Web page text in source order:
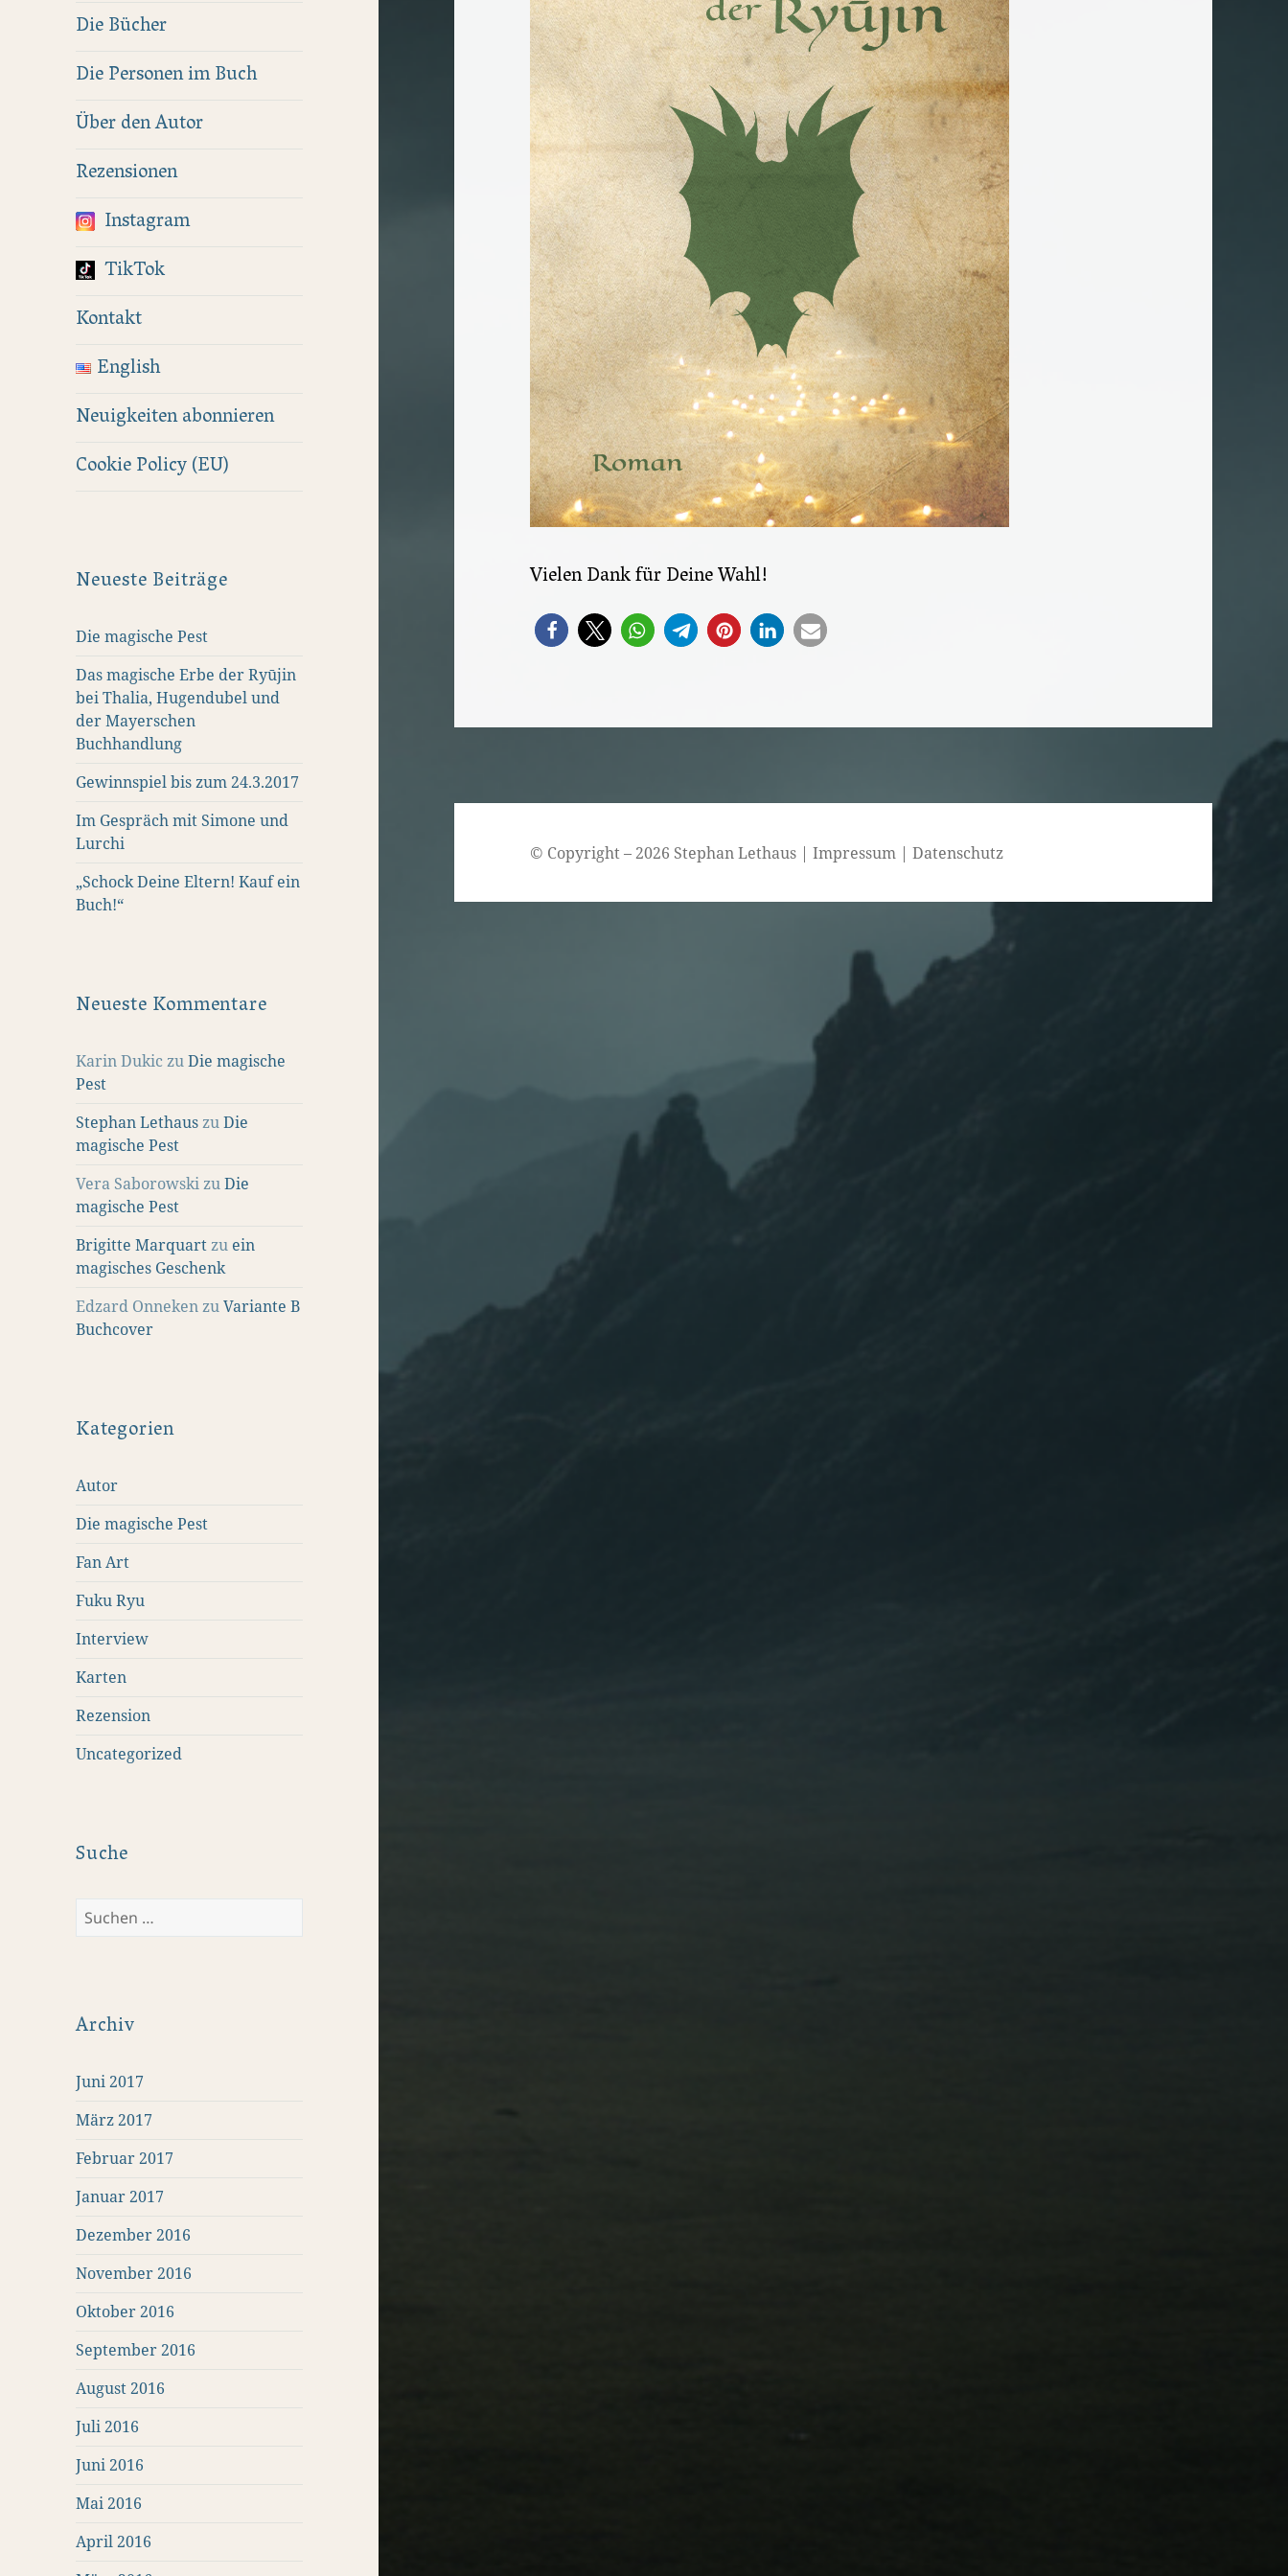
Die Bücher
Die Personen im Buch
Über den Autor
Rezensionen
Instagram
TikTok
Kontakt
English
Neuigkeiten abonnieren
Cookie Policy (EU)
Neueste Beiträge
Die magische Pest
Das magische Erbe der Ryūjin
bei Thalia, Hugendubel und
der Mayerschen
Buchhandlung
Gewinnspiel bis zum 24.3.2017
Im Gespräch mit Simone und
Lurchi
„Schock Deine Eltern! Kauf ein
Buch!“
Neueste Kommentare
Karin DukiczuDie magische
Pest
Stephan LethauszuDie
magische Pest
Vera SaborowskizuDie
magische Pest
Brigitte Marquartzu ein
magisches Geschenk
Edzard OnnekenzuVariante B
Buchcover
Kategorien
Autor
Die magische Pest
Fan Art
Fuku Ryu
Interview
Karten
Rezension
Uncategorized
Suche
Suchen
Archiv
Juni 2017
März 2017
Februar 2017
Januar 2017
Dezember 2016
November 2016
Oktober 2016
September 2016
August 2016
Juli 2016
Juni 2016
Mai 2016
April 2016
Vielen Dank für Deine Wahl!
© Copyright – 2026 Stephan Lethaus |Impressum |Datenschutz